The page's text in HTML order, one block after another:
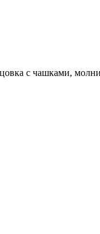
с чашками,